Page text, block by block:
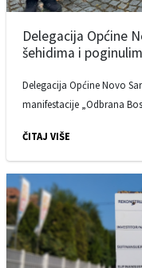
Delegacija Općine
šehidima i
Delegacija Općine Novo
manifestacije „Odbrana
ČITAJ VIŠE